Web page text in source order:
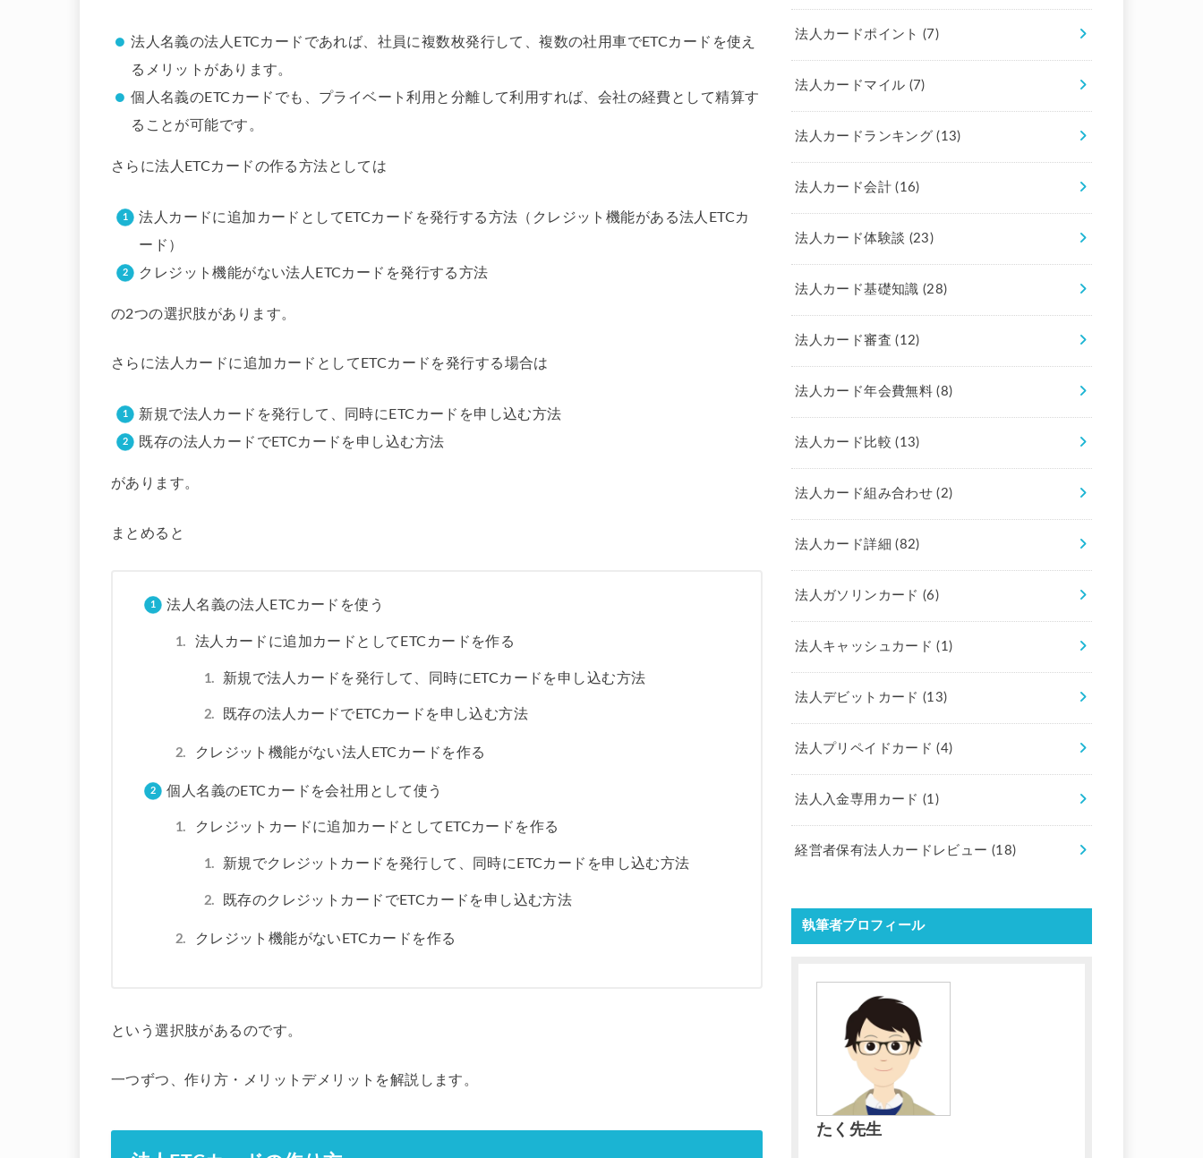
法人名義の法人ETCカードであれば、社員に複数枚発行して、複数の社用車でETCカードを使え
るメリットがあります。
個人名義のETCカードでも、プライベート利用と分離して利用すれば、会社の経費として精算す
ることが可能です。
さらに法人ETCカードの作る方法としては
法人カードに追加カードとしてETCカードを発行する方法（クレジット機能がある法人ETCカ
ード）
クレジット機能がない法人ETCカードを発行する方法
の2つの選択肢があります。
さらに法人カードに追加カードとしてETCカードを発行する場合は
新規で法人カードを発行して、同時にETCカードを申し込む方法
既存の法人カードでETCカードを申し込む方法
があります。
まとめると
法人名義の法人ETCカードを使う
法人カードに追加カードとしてETCカードを作る
新規で法人カードを発行して、同時にETCカードを申し込む方法
既存の法人カードでETCカードを申し込む方法
クレジット機能がない法人ETCカードを作る
個人名義のETCカードを会社用として使う
クレジットカードに追加カードとしてETCカードを作る
新規でクレジットカードを発行して、同時にETCカードを申し込む方法
既存のクレジットカードでETCカードを申し込む方法
クレジット機能がないETCカードを作る
という選択肢があるのです。
一つずつ、作り方・メリットデメリットを解説します。
法人カードポイント (7)
法人カードマイル (7)
法人カードランキング(13)
法人カード会計(16)
法人カード体験談 (23)
法人カード基礎知識 (28)
法人カード審査(12)
法人カード年会費無料(8)
法人カード比較(13)
法人カード組み合わせ(2)
法人カード詳細(82)
法人ガソリンカード (6)
法人キャッシュカード(1)
法人デビットカード (13)
法人プリペイドカード(4)
法人入金専用カード (1)
経営者保有法人カードレビュー (18)
執筆者プロフィール
たく先生